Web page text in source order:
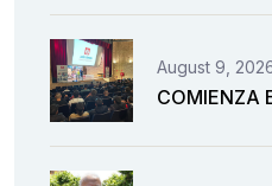
August 9,
COMIENZA